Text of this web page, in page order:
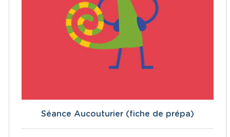
Séance Aucouturier (fiche de prépa)